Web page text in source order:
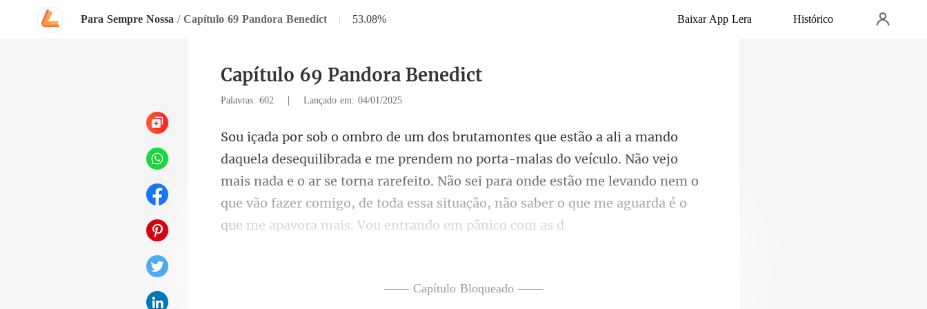
Para Sempre Nossa / Capítulo 69 Pandora Benedict | 53.08% Baixar App Lera Histórico
Capítulo 69 Pandora Benedict
Palavras: 602 | Lançado em: 04/01/2025
-malas do veículo. Não vejo
mais nada e o ar se torna rarefeito. Não sei para onde estão me levando nem o
que vão fa
—— Capítulo Bloqueado ——